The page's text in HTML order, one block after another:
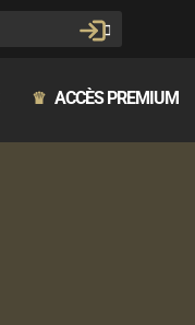
♛ ACCÈS PREMIUM